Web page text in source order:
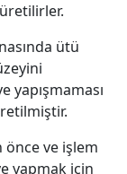
ütü
yapışmaması
ve işlem
yapmak için